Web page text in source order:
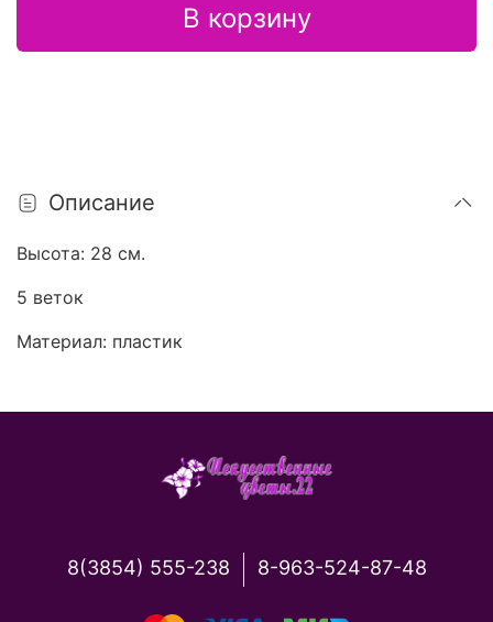
В корзину
Описание
Высота: 28 см.
5 веток
Материал: пластик
8(3854) 555-238 8-963-524-87-48